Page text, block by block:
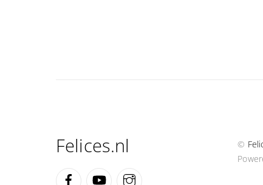
Felices.nl
FacebookYouTube
©